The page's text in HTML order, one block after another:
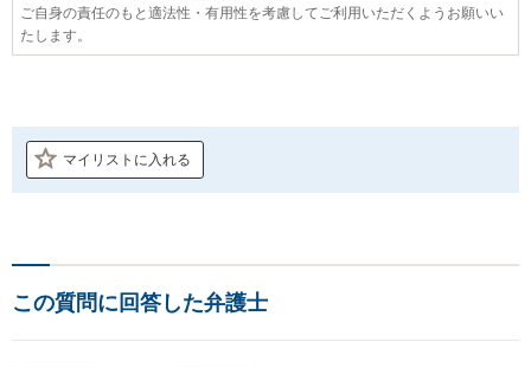
ご自身の責任のもと適法性・有用性を考慮してご利用いただくようお願いい
たします。
マイリストに入れる
この質問に回答した弁護士